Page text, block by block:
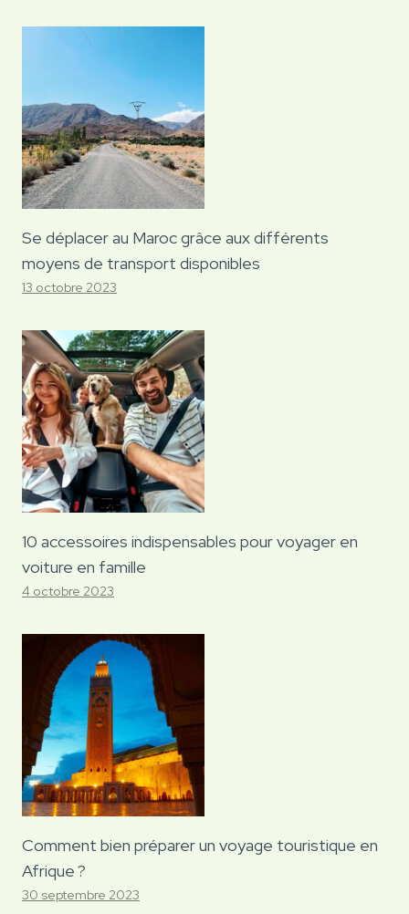
Se déplacer au Maroc grâce aux différents
moyens de transport disponibles
13 octobre 2023
10 accessoires indispensables pour voyager en
voiture en famille
4 octobre 2023
Comment bien préparer un voyage touristique en
Afrique ?
30 septembre 2023